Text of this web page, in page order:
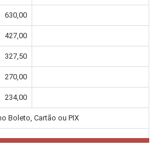
630,00
427,00
327,50
270,00
234,00
Boleto, Cartão ou PIX